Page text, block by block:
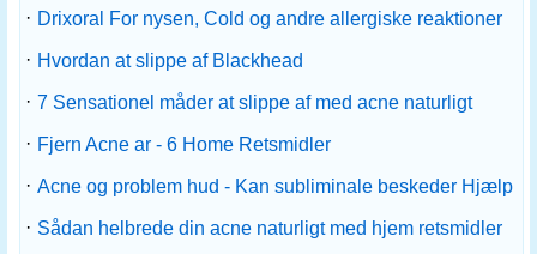
· Drixoral For nysen, Cold og andre allergiske reaktioner
· Hvordan at slippe af Blackhead
· 7 Sensationel måder at slippe af med acne naturligt
· Fjern Acne ar - 6 Home Retsmidler
· Acne og problem hud - Kan subliminale beskeder Hjælp
· Sådan helbrede din acne naturligt med hjem retsmidler